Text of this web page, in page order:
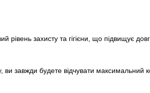
захисту та гігієни, що підвищує
завжди будете відчувати максимальний